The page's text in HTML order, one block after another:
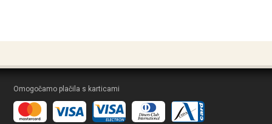
Omogočamo plačila s karticami